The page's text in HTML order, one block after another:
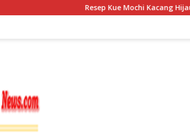
Resep Kue Mochi Kacang Hijau